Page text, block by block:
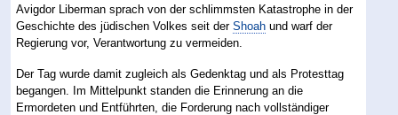
Avigdor Liberman sprach von der schlimmsten Katastrophe in der
Geschichte des jüdischen Volkes seit derShoah und warf der
Regierung vor, Verantwortung zu vermeiden.
Der Tag wurde damit zugleich als Gedenktag und als Protesttag
begangen. Im Mittelpunkt standen die Erinnerung an die
Ermordeten und Entführten, die Forderung nach vollständiger